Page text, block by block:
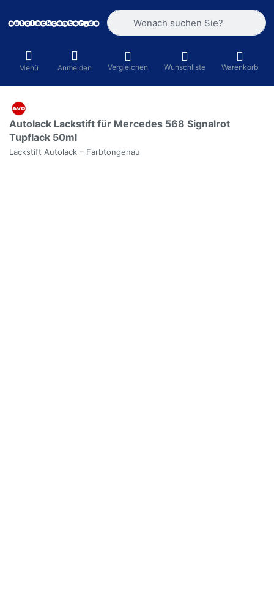
Geben Sie einen Suchbegriff ein.
Menü Anmelden Vergleichen Wunschliste Warenkorb
Autolack Lackstift für Mercedes 568 Signalrot
Tupflack 50ml
Lackstift Autolack – Farbtongenau